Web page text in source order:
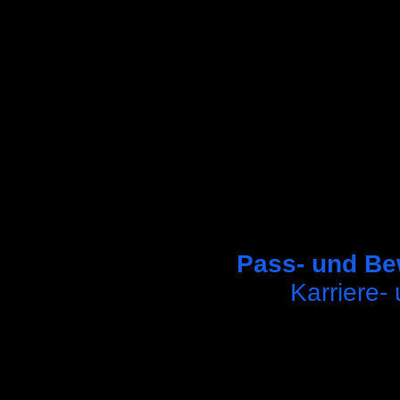
Pass- und
Karriere-